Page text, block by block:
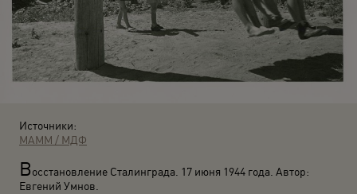
Источники:
МАММ / МДФ
Восстановление Сталинграда. 17 июня 1944 года. Автор:
Евгений Умнов.